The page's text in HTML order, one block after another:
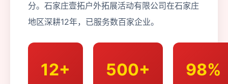
分。石家庄壹拓户外拓展活动有限公司在石家庄
地区深耕12年，已服务数百家企业。
12+ 500+ 98%